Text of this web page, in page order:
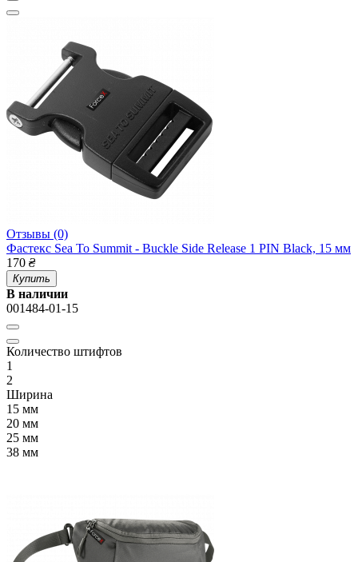
Отзывы (0)
Фастекс Sea To Summit - Buckle Side Release 1 PIN Black, 15 мм
170 ₴
Купить
В наличии
001484-01-15
Количество штифтов
1
2
Ширина
15 мм
20 мм
25 мм
38 мм